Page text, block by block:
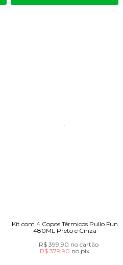
Kit com 4 Copos Térmicos Pullo Fun
480ML Preto e Cinza
R$ 399,90 no cartão
R$ 379,90 no pix